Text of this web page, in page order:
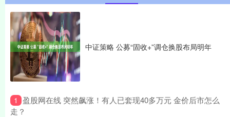
中证策略 公募“固收+”调仓换股布局明年
1 ​盈股网在线 突然飙涨！有人已套现40多万元 金价后市怎么
走？